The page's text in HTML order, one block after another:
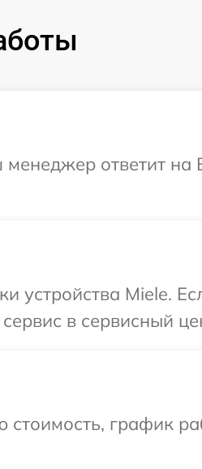
ответит
устройства Miele.
в сервисный
график